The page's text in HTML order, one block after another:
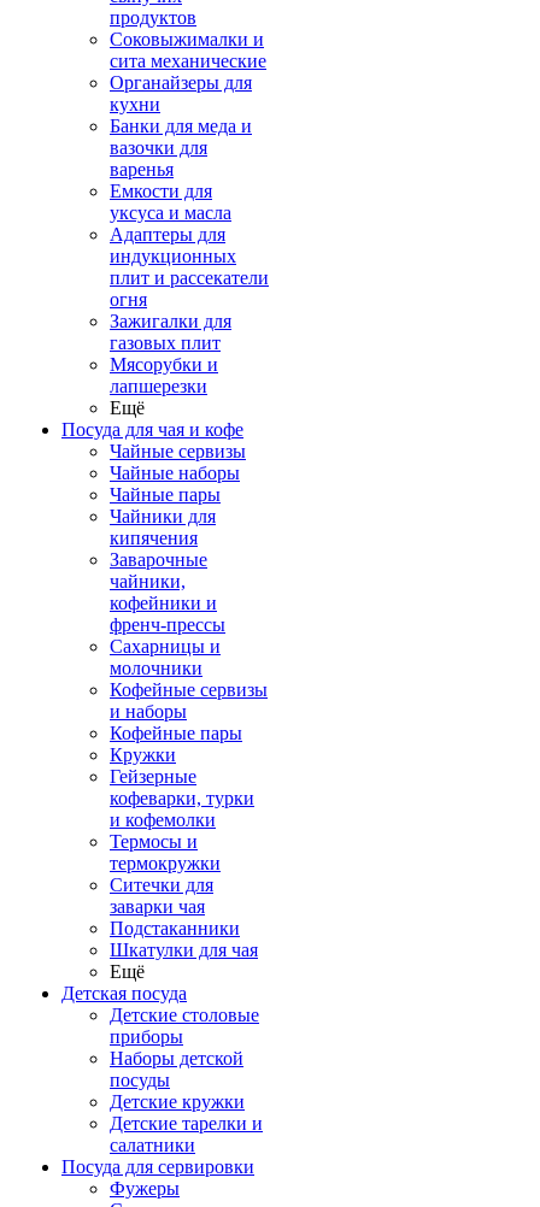
продуктов
Соковыжималки и
сита механические
Органайзеры для
кухни
Банки для меда и
вазочки для
варенья
Емкости для
уксуса и масла
Адаптеры для
индукционных
плит и рассекатели
огня
Зажигалки для
газовых плит
Мясорубки и
лапшерезки
Ещё
Посуда для чая и кофе
Чайные сервизы
Чайные наборы
Чайные пары
Чайники для
кипячения
Заварочные
чайники,
кофейники и
френч-прессы
Сахарницы и
молочники
Кофейные сервизы
и наборы
Кофейные пары
Кружки
Гейзерные
кофеварки, турки
и кофемолки
Термосы и
термокружки
Ситечки для
заварки чая
Подстаканники
Шкатулки для чая
Ещё
Детская посуда
Детские столовые
приборы
Наборы детской
посуды
Детские кружки
Детские тарелки и
салатники
Посуда для сервировки
Фужеры